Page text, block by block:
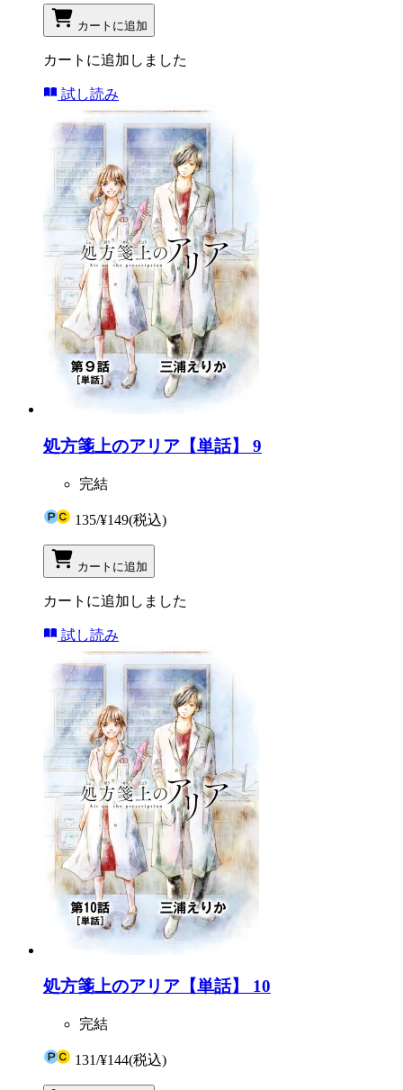
カートに追加
カートに追加しました
試し読み
処方箋上のアリア【単話】 9
完結
135/¥149(税込)
カートに追加
カートに追加しました
試し読み
処方箋上のアリア【単話】 10
完結
131/¥144(税込)